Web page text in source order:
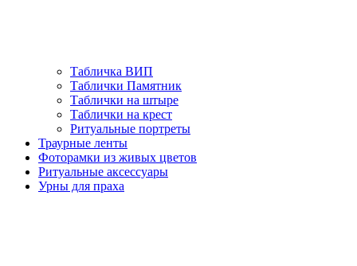
Табличка ВИП
Таблички Памятник
Таблички на штыре
Таблички на крест
Ритуальные портреты
Траурные ленты
Фоторамки из живых цветов
Ритуальные аксессуары
Урны для праха